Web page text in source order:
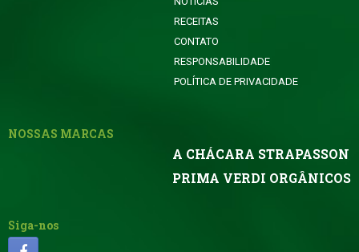
RECEITAS
CONTATO
RESPONSABILIDADE
POLÍTICA DE PRIVACIDADE
NOSSAS MARCAS
A CHÁCARA STRAPASSON
PRIMA VERDI ORGÂNICOS
Siga-nos